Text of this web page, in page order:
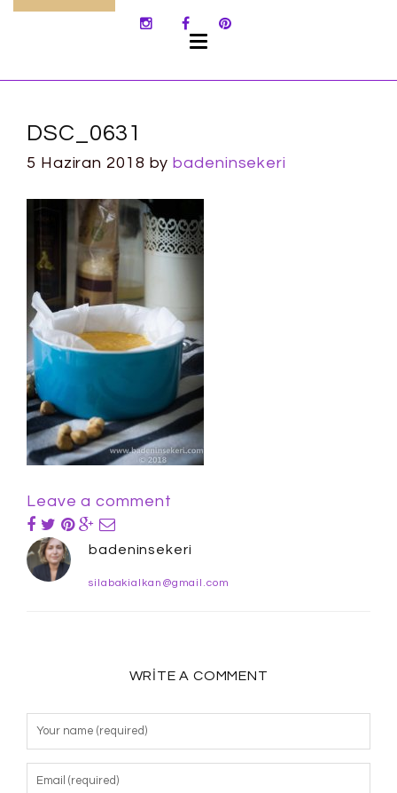
DSC_0631
5 Haziran 2018 bybadeninsekeri
Leave a comment
badeninsekeri
silabakialkan@gmail.com
WRITE A COMMENT